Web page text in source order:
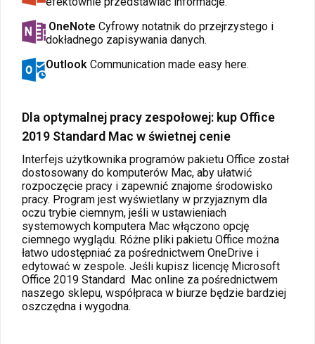
OneNote Cyfrowy notatnik do przejrzystego i
dokładnego zapisywania danych.
Outlook Communication made easy here.
Dla optymalnej pracy zespołowej: kup Office
2019 Standard Mac w świetnej cenie
Interfejs użytkownika programów pakietu Office został
dostosowany do komputerów Mac, aby ułatwić
rozpoczęcie pracy i zapewnić znajome środowisko
pracy. Program jest wyświetlany w przyjaznym dla
oczu trybie ciemnym, jeśli w ustawieniach
systemowych komputera Mac włączono opcję
ciemnego wyglądu. Różne pliki pakietu Office można
łatwo udostępniać za pośrednictwem OneDrive i
edytować w zespole. Jeśli kupisz licencję Microsoft
Office 2019 Standard Mac online za pośrednictwem
naszego sklepu, współpraca w biurze będzie bardziej
oszczędna i wygodna.